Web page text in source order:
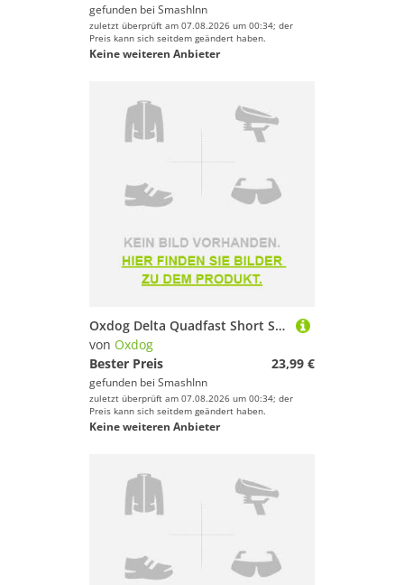
gefunden bei SmashInn
zuletzt überprüft am 07.08.2026 um 00:34; der
Preis kann sich seitdem geändert haben.
Keine weiteren Anbieter
Oxdog Delta Quadfast Short Sleeve T-shirt Schwarz XS Mann
von Oxdog
Bester Preis
23,99 €
gefunden bei SmashInn
zuletzt überprüft am 07.08.2026 um 00:34; der
Preis kann sich seitdem geändert haben.
Keine weiteren Anbieter